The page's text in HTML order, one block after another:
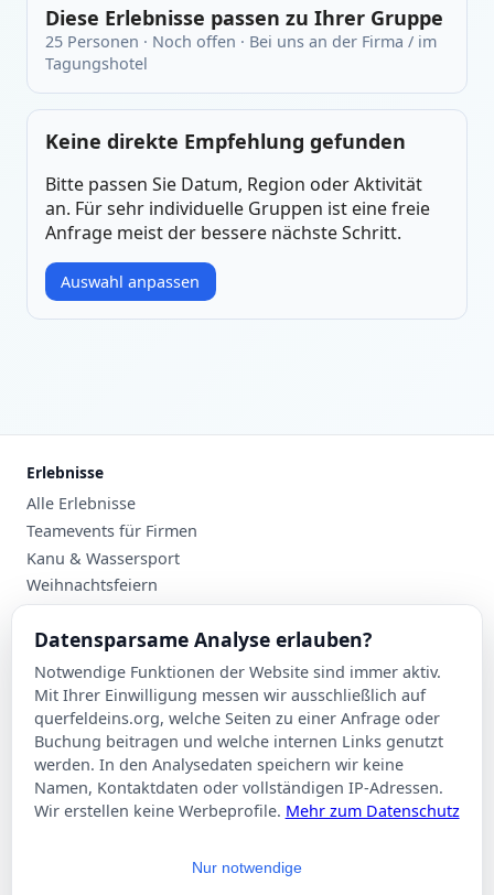
Diese Erlebnisse passen zu Ihrer Gruppe
25 Personen · Noch offen · Bei uns an der Firma / im
Tagungshotel
Keine direkte Empfehlung gefunden
Bitte passen Sie Datum, Region oder Aktivität
an. Für sehr individuelle Gruppen ist eine freie
Anfrage meist der bessere nächste Schritt.
Auswahl anpassen
Erlebnisse
Alle Erlebnisse
Teamevents für Firmen
Kanu & Wassersport
Weihnachtsfeiern
Planung
Events nach Stadt
Suche
Kontakt
Über Querfeldeins
Rechtliches
Impressum
Datensparsame Analyse erlauben?
Notwendige Funktionen der Website sind immer aktiv.
Mit Ihrer Einwilligung messen wir ausschließlich auf
querfeldeins.org, welche Seiten zu einer Anfrage oder
Buchung beitragen und welche internen Links genutzt
werden. In den Analysedaten speichern wir keine
Namen, Kontaktdaten oder vollständigen IP-Adressen.
Wir erstellen keine Werbeprofile. Mehr zum Datenschutz
Nur notwendige